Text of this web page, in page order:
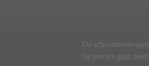
De
hij precies ging